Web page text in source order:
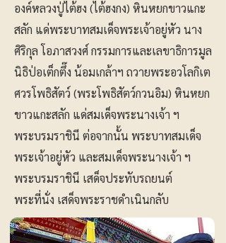
องค์หลวงปู่ไต้ฮง (ไต้ฮงกง) หินหยกขาวแกะ
สลัก แด่พระบาทสมเด็จพระเจ้าอยู่หัว นาง
ศิริกุล โอภาสวงศ์ กรรมการและเลขาธิการมูล
นิธิป่อเต็กตึ๊ง น้อมเกล้าฯ ถวายพระอวโลกิเต
ศวรโพธิสัตว์ (พระโพธิสัตว์กวนอิม) หินหยก
ขาวแกะสลัก แด่สมเด็จพระนางเจ้า ฯ
พระบรมราชินี ต่อจากนั้น พระบาทสมเด็จ
พระเจ้าอยู่หัว และสมเด็จพระนางเจ้า ฯ
พระบรมราชินี เสด็จประทับรถยนต์
พระที่นั่ง เสด็จพระราชดำเนินกลับ